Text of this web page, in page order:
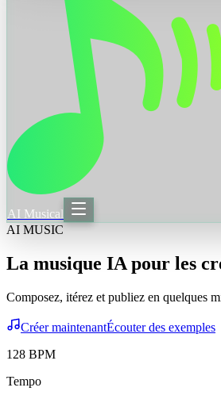
AI Musical
AI MUSIC
La musique IA pour les
Composez, itérez et publiez en quelques
Créer maintenantÉcouter des exemples
128 BPM
Tempo